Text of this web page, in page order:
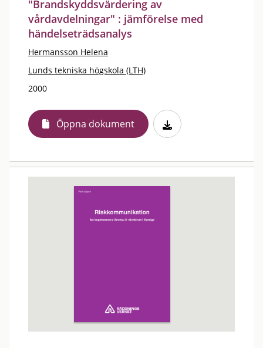
"Brandskyddsvärdering av
vårdavdelningar" : jämförelse med
händelseträdsanalys
Hermansson Helena
Lunds tekniska högskola (LTH)
2000
Öppna dokument